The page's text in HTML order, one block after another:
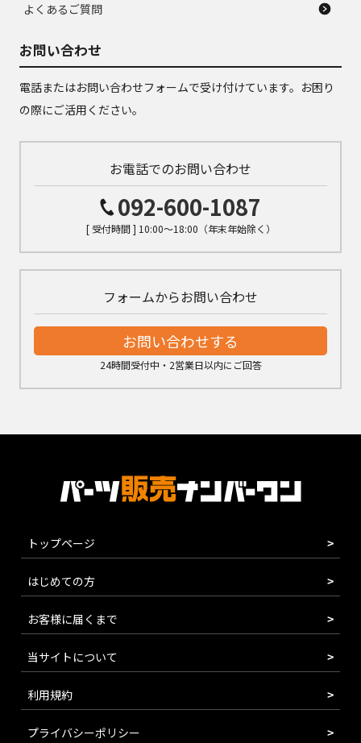
よくあるご質問
お問い合わせ
電話またはお問い合わせフォームで受け付けています。お困り
の際にご活用ください。
お電話でのお問い合わせ
092-600-1087
[ 受付時間 ] 10:00～18:00（年末年始除く）
フォームからお問い合わせ
お問い合わせする
24時間受付中・2営業日以内にご回答
トップページ
はじめての方
お客様に届くまで
当サイトについて
利用規約
プライバシーポリシー